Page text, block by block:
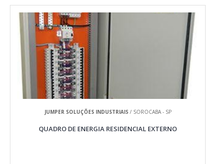
JUMPER SOLUÇÕES INDUSTRIAIS/ SOROCABA - SP
QUADRO DE ENERGIA RESIDENCIAL EXTERNO